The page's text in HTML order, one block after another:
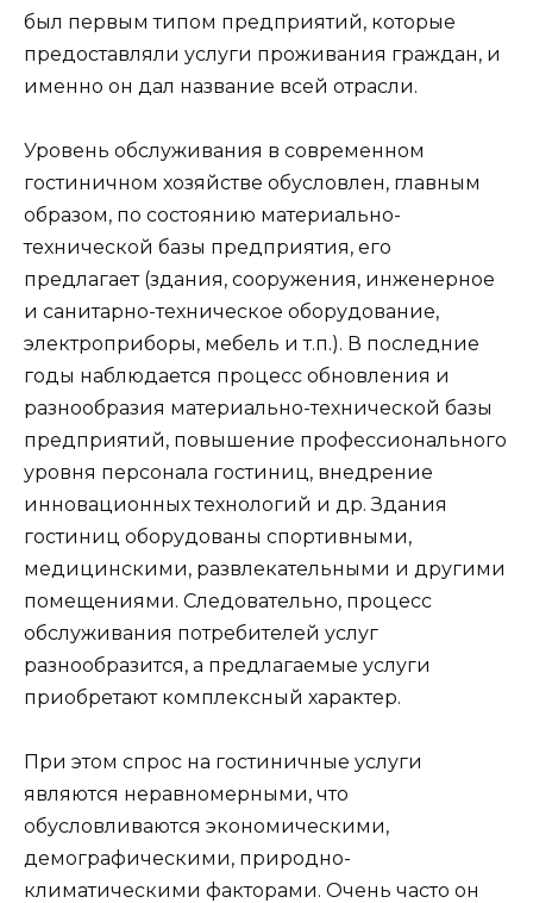
был первым типом предприятий, которые
предоставляли услуги проживания граждан, и
именно он дал название всей отрасли.
Уровень обслуживания в современном
гостиничном хозяйстве обусловлен, главным
образом, по состоянию материально-
технической базы предприятия, его
предлагает (здания, сооружения, инженерное
и санитарно-техническое оборудование,
электроприборы, мебель и т.п.). В последние
годы наблюдается процесс обновления и
разнообразия материально-технической базы
предприятий, повышение профессионального
уровня персонала гостиниц, внедрение
инновационных технологий и др. Здания
гостиниц оборудованы спортивными,
медицинскими, развлекательными и другими
помещениями. Следовательно, процесс
обслуживания потребителей услуг
разнообразится, а предлагаемые услуги
приобретают комплексный характер.
При этом спрос на гостиничные услуги
являются неравномерными, что
обусловливаются экономическими,
демографическими, природно-
климатическими факторами. Очень часто он